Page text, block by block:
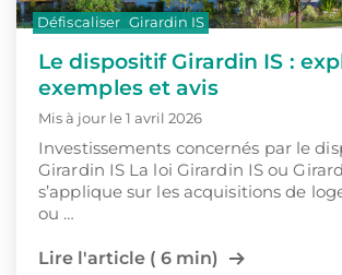
Le dispositif Girardin IS :
exemples et avis
Mis à jour le 1 avril 2026
Investissements concernés par le
Girardin IS La loi Girardin IS ou
s’applique sur les acquisitions de
ou …
Lire l'article ( 6 min)
Défiscaliser Girardin IS